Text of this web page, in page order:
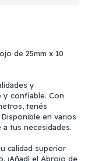
de 25mm x 10
y
confiable. Con
tenés
en varios
tus necesidades.
calidad superior
¡Añadí el Abrojo de